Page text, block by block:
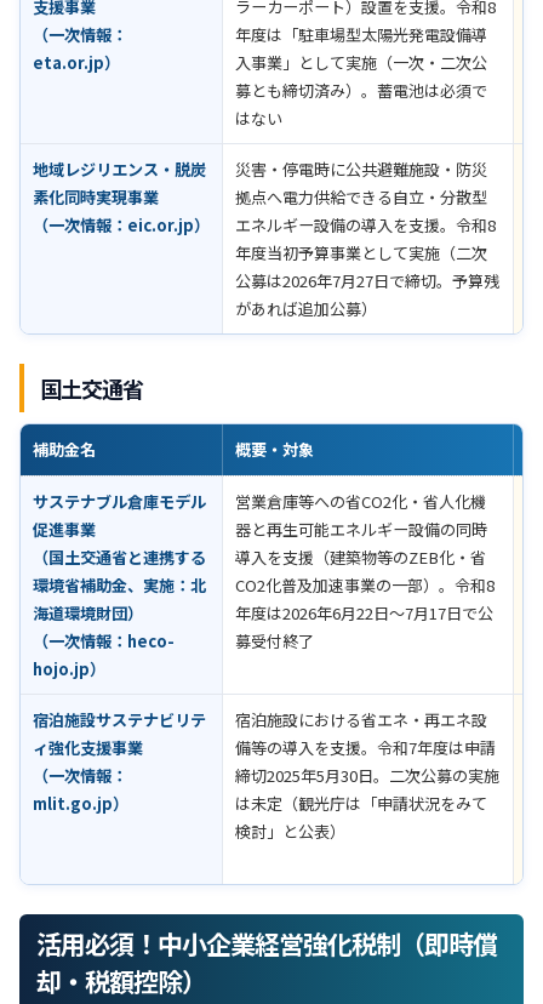
支援事業
（一次情報：
eta.or.jp）
ラーカーポート）設置を支援。令和8
年度は「駐車場型太陽光発電設備導
入事業」として実施（一次・二次公
募とも締切済み）。蓄電池は必須で
はない
地域レジリエンス・脱炭
素化同時実現事業
（一次情報： eic.or.jp）
災害・停電時に公共避難施設・防災
拠点へ電力供給できる自立・分散型
エネルギー設備の導入を支援。令和8
年度当初予算事業として実施（二次
公募は2026年7月27日で締切。予算残
があれば追加公募）
国土交通省
補助金名 概要・対象
サステナブル倉庫モデル
促進事業
（国土交通省と連携する
環境省補助金、実施：北
海道環境財団）
（一次情報： heco-
hojo.jp）
営業倉庫等への省CO2化・省人化機
器と再生可能エネルギー設備の同時
導入を支援（建築物等のZEB化・省
CO2化普及加速事業の一部）。令和8
年度は2026年6月22日～7月17日で公
募受付終了
宿泊施設サステナビリテ
ィ強化支援事業
（一次情報：
mlit.go.jp）
宿泊施設における省エネ・再エネ設
備等の導入を支援。令和7年度は申請
締切2025年5月30日。二次公募の実施
は未定（観光庁は「申請状況をみて
検討」と公表）
活用必須！中小企業経営強化税制（即時償
却・税額控除）